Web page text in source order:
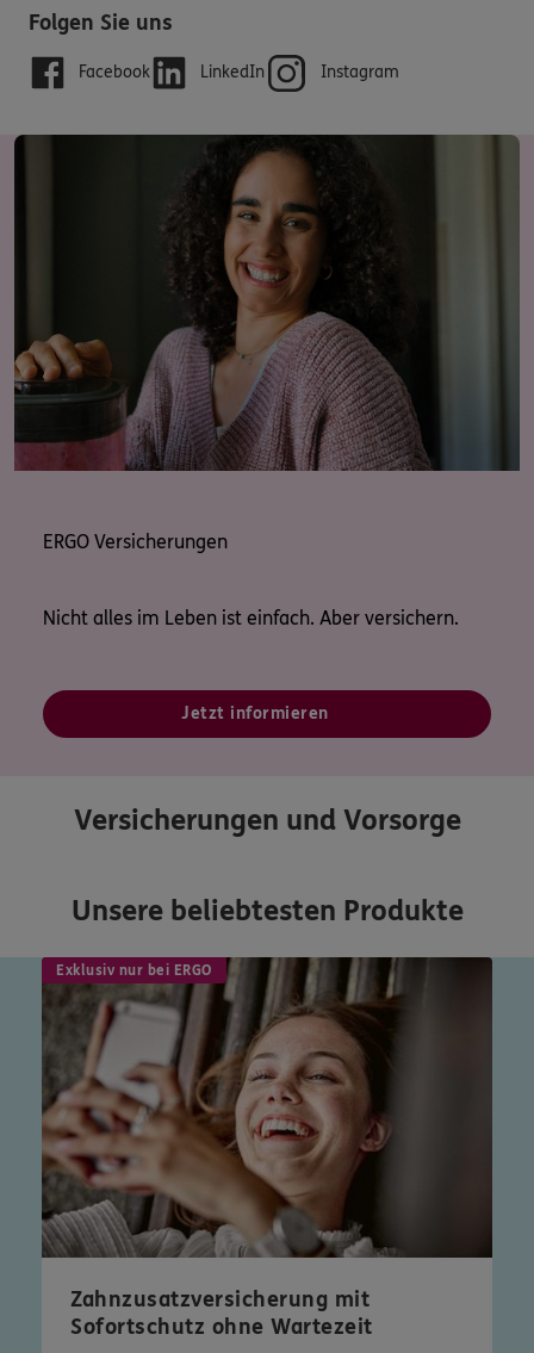
Folgen Sie uns
Facebook LinkedIn Instagram
ERGO Versicherungen
Nicht alles im Leben ist einfach. Aber versichern.
Jetzt informieren
Versicherungen und Vorsorge
Unsere beliebtesten Produkte
Exklusiv nur bei ERGO
Zahnzusatzversicherung mit
Sofortschutz ohne Wartezeit